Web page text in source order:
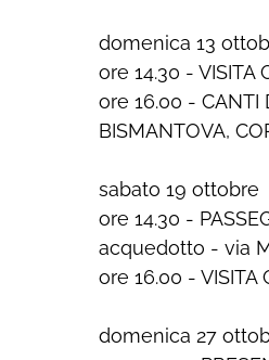
domenica 13
ore 14.30 -
ore 16.00 - CANTI
BISMANTOVA,
sabato 19 ottobre
ore 14.30 -
acquedotto - via
ore 16.00 - VISITA
domenica 27